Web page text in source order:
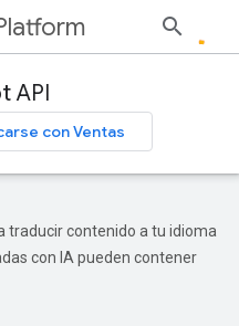
API
con Ventas
traducir contenido a tu idioma
con IA pueden contener